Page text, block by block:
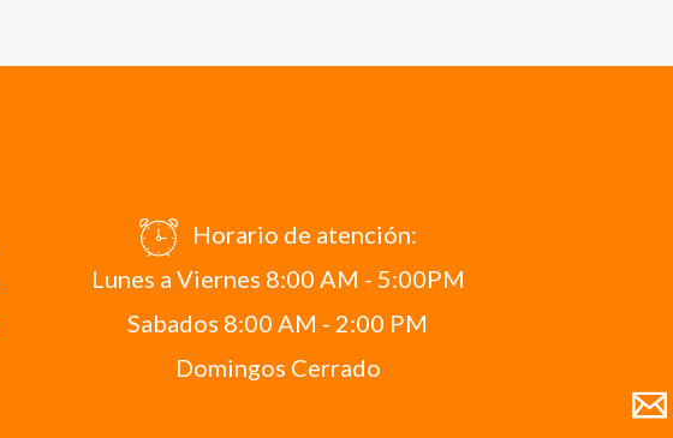
Horario de atención:
Lunes a Viernes 8:00 AM - 5:00PM
Sabados 8:00 AM - 2:00 PM
Domingos Cerrado